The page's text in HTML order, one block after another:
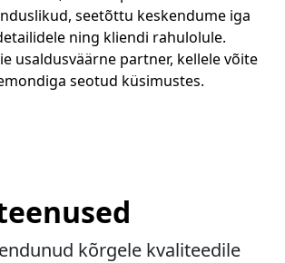
seetõttu keskendume iga
ning kliendi rahulolule.
usaldusväärne partner, kellele võite
seotud küsimustes.
kõrgele kvaliteedile